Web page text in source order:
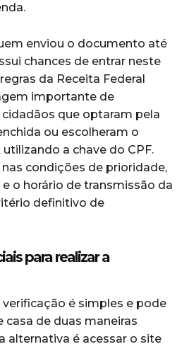
enviou o documento até
chances de entrar neste
da Receita Federal
importante de
que optaram pela
ou escolheram o
a chave do CPF.
condições de prioridade,
o horário de transmissão da
definitivo de
para realizar a
é simples e pode
casa de duas maneiras
alternativa é acessar o site